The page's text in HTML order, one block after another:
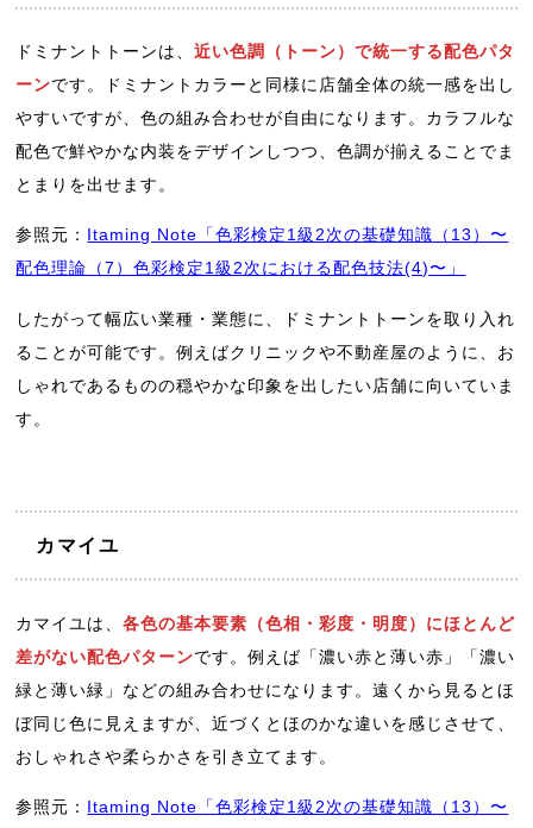
ドミナントトーンは、近い色調（トーン）で統一する配色パタ
ーンです。ドミナントカラーと同様に店舗全体の統一感を出し
やすいですが、色の組み合わせが自由になります。カラフルな
配色で鮮やかな内装をデザインしつつ、色調が揃えることでま
とまりを出せます。
参照元： Itaming Note「色彩検定1級2次の基礎知識（13）〜
配色理論（7）色彩検定1級2次における配色技法(4)〜」
したがって幅広い業種・業態に、ドミナントトーンを取り入れ
ることが可能です。例えばクリニックや不動産屋のように、お
しゃれであるものの穏やかな印象を出したい店舗に向いていま
す。
カマイユ
カマイユは、各色の基本要素（色相・彩度・明度）にほとんど
差がない配色パターンです。例えば「濃い赤と薄い赤」「濃い
緑と薄い緑」などの組み合わせになります。遠くから見るとほ
ぼ同じ色に見えますが、近づくとほのかな違いを感じさせて、
おしゃれさや柔らかさを引き立てます。
参照元： Itaming Note「色彩検定1級2次の基礎知識（13）〜